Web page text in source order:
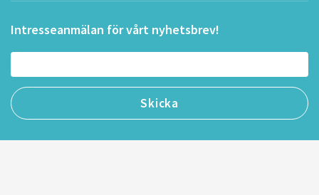
Intresseanmälan för vårt nyhetsbrev!